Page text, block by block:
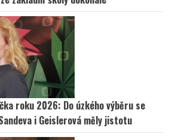
roku 2026: Do úzkého výběru se
i Geislerová měly jistotu